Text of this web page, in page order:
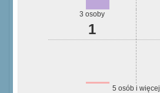
3 osoby
1
5 osób i więcej